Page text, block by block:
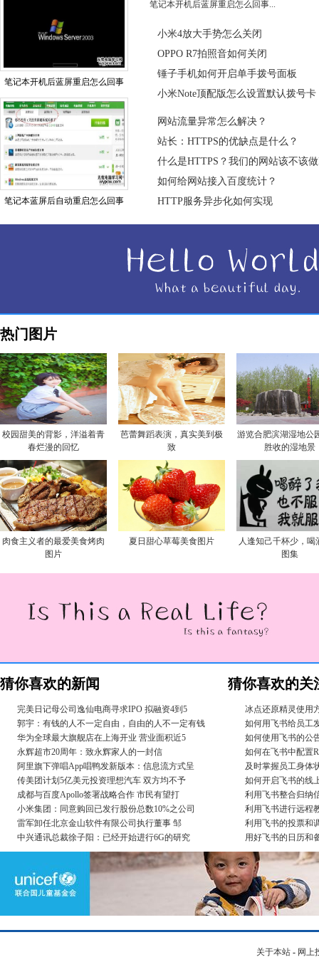
笔记本开机后蓝屏重启怎么回事
笔记本蓝屏后自动重启怎么回事
笔记本开机后蓝屏重启怎么回事...
小米4放大手势怎么关闭
OPPO R7拍照音如何关闭
锤子手机如何开启单手拨号面板
小米Note顶配版怎么设置默认拨号卡
网站流量异常怎么解决？
站长：HTTPS的优缺点是什么？
什么是HTTPS？我们的网站该不该
如何给网站接入百度统计？
HTTP服务异步化如何实现
热门图片
校园甜美的背影，洋溢着青
春烂漫的回忆
芭蕾舞蹈表演，真实美到极
致
游览合肥滨湖湿地公
胜收的湿地景
肉食主义者的最爱美食烤肉
图片
夏日甜心草莓美食图片
人逢知己千杯少，喝
图集
猜你喜欢的新闻
完美日记母公司逸仙电商寻求IPO 拟融资4到5
郭宇：有钱的人不一定自由，自由的人不一定有钱
华为全球最大旗舰店在上海开业 营业面积近5
永辉超市20周年：致永辉家人的一封信
阿里旗下弹唱App唱鸭发新版本：信息流方式呈
传美团计划5亿美元投资理想汽车 双方均不予
成都与百度Apollo签署战略合作 市民有望打
小米集团：同意购回已发行股份总数10%之公司
雷军卸任北京金山软件有限公司执行董事 邹
中兴通讯总裁徐子阳：已经开始进行6G的研究
猜你喜欢的关
冰点还原精灵使用
如何用飞书给员工
如何使用飞书的公
如何在飞书中配置
及时掌握员工身体
如何开启飞书的线
利用飞书整合归纳
利用飞书进行远程
利用飞书的投票和
用好飞书的日历和
关于本站 - 网上